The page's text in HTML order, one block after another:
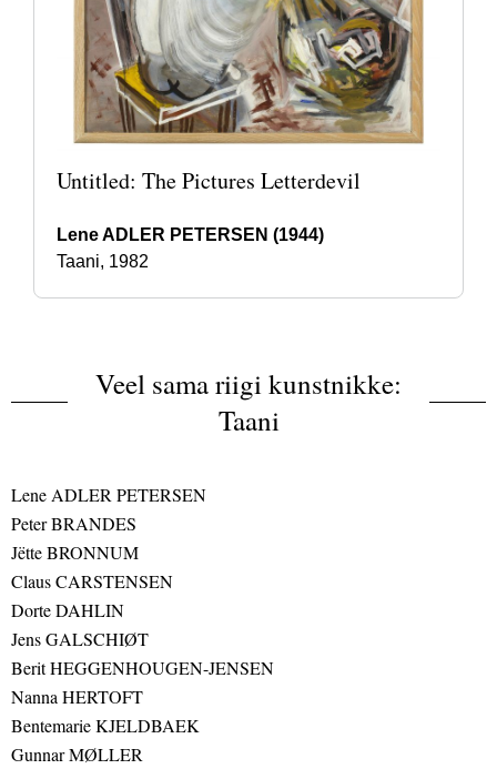
Untitled: The Pictures Letterdevil
Lene ADLER PETERSEN (1944)
Taani, 1982
Veel sama riigi kunstnikke:
Taani
Lene ADLER PETERSEN
Peter BRANDES
Jëtte BRONNUM
Claus CARSTENSEN
Dorte DAHLIN
Jens GALSCHIØT
Berit HEGGENHOUGEN-JENSEN
Nanna HERTOFT
Bentemarie KJELDBAEK
Gunnar MØLLER